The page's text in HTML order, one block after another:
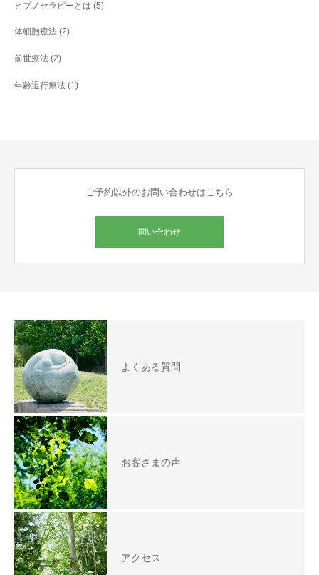
ヒプノセラピーとは (5)
体細胞療法 (2)
前世療法 (2)
年齢退行療法 (1)
ご予約以外のお問い合わせはこちら
問い合わせ
よくある質問
お客さまの声
アクセス